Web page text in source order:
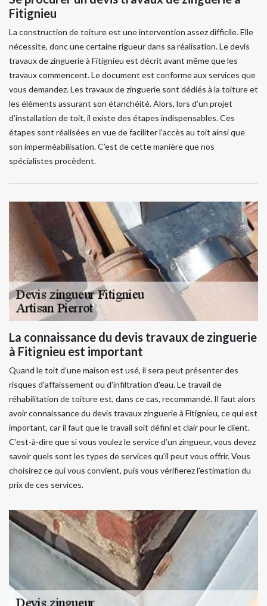
Fitignieu
La construction de toiture est une intervention assez difficile. Elle
nécessite, donc une certaine rigueur dans sa réalisation. Le devis
travaux de zinguerie à Fitignieu est décrit avant même que les
travaux commencent. Le document est conforme aux services que
vous demandez. Les travaux de zinguerie sont dédiés à la toiture et
les éléments assurant son étanchéité. Alors, lors d’un projet
d’installation de toit, il existe des étapes indispensables. Ces
étapes sont réalisées en vue de faciliter l’accès au toit ainsi que
son imperméabilisation. C’est de cette manière que nos
spécialistes procèdent.
La connaissance du devis travaux de zinguerie
à Fitignieu est important
Quand le toit d’une maison est usé, il sera peut présenter des
risques d'affaissement ou d'infiltration d'eau. Le travail de
réhabilitation de toiture est, dans ce cas, recommandé. Il faut alors
avoir connaissance du devis travaux zinguerie à Fitignieu, ce qui est
important, car il faut que le travail soit défini et clair pour le client.
C’est-à-dire que si vous voulez le service d’un zingueur, vous devez
savoir quels sont les types de services qu’il peut vous offrir. Vous
choisirez ce qui vous convient, puis vous vérifierez l’estimation du
prix de ces services.